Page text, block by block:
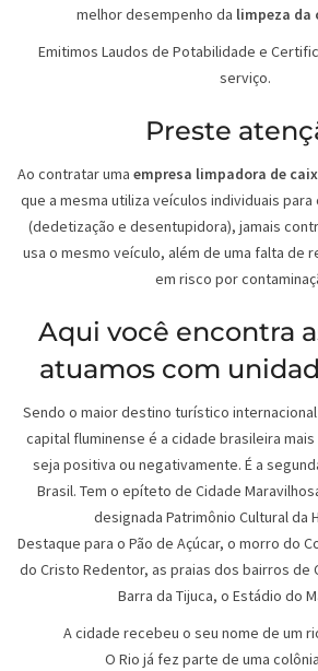
melhor desempenho da limpeza da
Emitimos Laudos de Potabilidade e
serviço.
Preste
Ao contratar uma empresa limpadora de
que a mesma utiliza veículos individuais
(dedetização e desentupidora), jamais
usa o mesmo veículo, além de uma falta de
em risco por
Aqui você encontra
atuamos com
Sendo o maior destino turístico internacional
capital fluminense é a cidade brasileira
seja positiva ou negativamente. É a
Brasil. Tem o epíteto de Cidade
designada Patrimônio Cultural da
Destaque para o Pão de Açúcar, o morro do
do Cristo Redentor, as praias dos bairros de
Barra da Tijuca, o Estádio do
A cidade recebeu o seu nome de um
O Rio já fez parte de uma